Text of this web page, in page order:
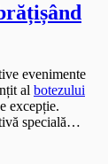
evenimente
al botezului
excepție.
specială…